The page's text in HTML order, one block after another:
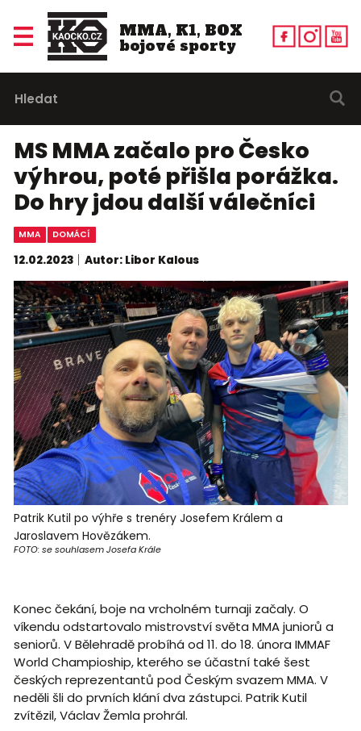
MMA, K1, BOX
bojové sporty
MS MMA začalo pro Česko
výhrou, poté přišla porážka.
Do hry jdou další válečníci
MMA DOMÁCÍ
12.02.2023 Autor: Libor Kalous
Patrik Kutil po výhře s trenéry Josefem Králem a
Jaroslavem Hovězákem.
FOTO: se souhlasem Josefa Krále
Konec čekání, boje na vrcholném turnaji začaly. O
víkendu odstartovalo mistrovství světa MMA juniorů a
seniorů. V Bělehradě probíhá od 11. do 18. února IMMAF
World Champioship, kterého se účastní také šest
českých reprezentantů pod Českým svazem MMA. V
neděli šli do prvních klání dva zástupci. Patrik Kutil
zvítězil, Václav Žemla prohrál.